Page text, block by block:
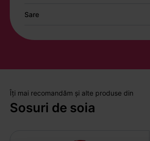
Sare
Îți mai recomandăm și alte produse din
Sosuri de soia